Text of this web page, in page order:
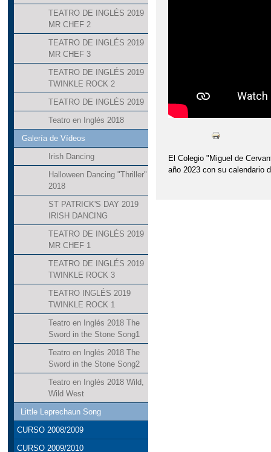
TEATRO DE INGLÉS 2019
MR CHEF 2
TEATRO DE INGLÉS 2019
MR CHEF 3
TEATRO DE INGLÉS 2019
TWINKLE ROCK 2
TEATRO DE INGLÉS 2019
Teatro en Inglés 2018
Galería de Vídeos
Irish Dancing
Halloween Dancing "Thriller"
2018
ST PATRICK'S DAY 2019
IRISH DANCING
TEATRO DE INGLÉS 2019
MR CHEF 1
TEATRO DE INGLÉS 2019
TWINKLE ROCK 3
TEATRO INGLÉS 2019
TWINKLE ROCK 1
Teatro en Inglés 2018 The
Sword in the Stone Song1
Teatro en Inglés 2018 The
Sword in the Stone Song2
Teatro en Inglés 2018 Wild,
Wild West
Little Leprechaun Song
CURSO 2008/2009
CURSO 2009/2010
El Colegio "Miguel de
año 2023 con su calendario